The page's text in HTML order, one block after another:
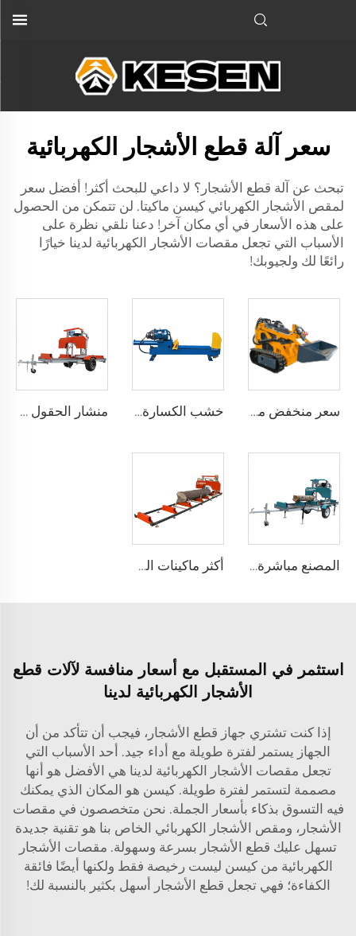
سعر آلة قطع الأشجار الكهربائية
تبحث عن آلة قطع الأشجار؟ لا داعي للبحث أكثر! أفضل سعر
لمقص الأشجار الكهربائي كيسن ماكيتا. لن تتمكن من الحصول
على هذه الأسعار في أي مكان آخر! دعنا نلقي نظرة على
الأسباب التي تجعل مقصات الأشجار الكهربائية لدينا خيارًا
رائعًا لك ولجيوبك!
سعر منخفض ميني جرافة كهربائية متعددة الوظائف جرافة زاحفة هيدروليكية صغيرة بعجلات حفار خشب الكسارة الساخنة للبيع كهربائية جودة عالية خشب التقطيع محرك بنزين خشب الكسارة مزيل الورق الآلة منشار الحقول لمصنع الأثاث غاز/ ديزل/ كهرباء آلة نجارة الخشب منشار شريط معدات الغابات
المصنع مباشرة آلات قطع الخشب غاز/ ديزل/ كهرباء محمولة عجلات مقطورة منشار حقل أفقية آلة منشار شريط أكثر ماكينات المناشير الخشبية مبيعًا تعمل بالغاز / الديزل / الكهرباء، منشار محمول على عجلات ومنشار باند أفقي
استثمر في المستقبل مع أسعار منافسة لآلات قطع
الأشجار الكهربائية لدينا
إذا كنت تشتري جهاز قطع الأشجار، فيجب أن تتأكد من أن
الجهاز يستمر لفترة طويلة مع أداء جيد. أحد الأسباب التي
تجعل مقصات الأشجار الكهربائية لدينا هي الأفضل هو أنها
مصممة لتستمر لفترة طويلة. كيسن هو المكان الذي يمكنك
فيه التسوق بذكاء بأسعار الجملة. نحن متخصصون في مقصات
الأشجار، ومقص الأشجار الكهربائي الخاص بنا هو تقنية جديدة
تسهل عليك قطع الأشجار بسرعة وسهولة. مقصات الأشجار
الكهربائية من كيسن ليست رخيصة فقط ولكنها أيضًا فائقة
الكفاءة؛ فهي تجعل قطع الأشجار أسهل بكثير بالنسبة لك!